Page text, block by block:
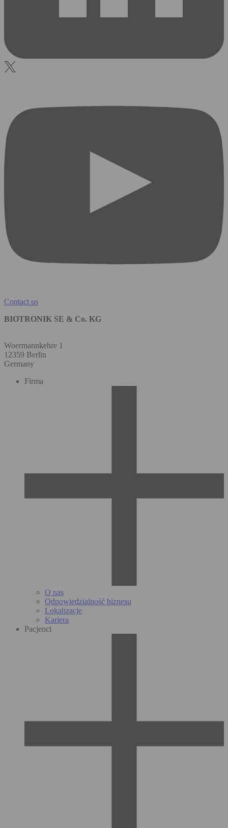
Contact us
BIOTRONIK SE & Co. KG
Woermannkehre 1
12359 Berlin
Germany
Firma
O nas
Odpowiedzialność biznesu
Lokalizacje
Kariera
Pacjenci